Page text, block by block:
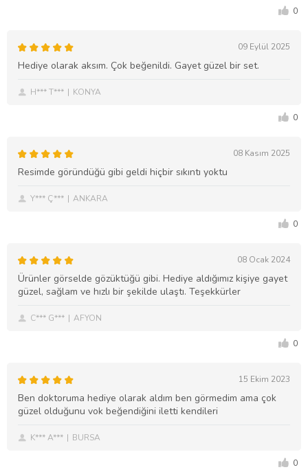
0
09 Eylül 2025
Hediye olarak aksım. Çok beğenildi. Gayet güzel bir set.
H*** T*** KONYA
0
08 Kasım 2025
Resimde göründüğü gibi geldi hiçbir sıkıntı yoktu
Y*** Ç*** ANKARA
0
08 Ocak 2024
Ürünler görselde gözüktüğü gibi. Hediye aldığımız kişiye gayet
güzel, sağlam ve hızlı bir şekilde ulaştı. Teşekkürler
C*** G*** AFYON
0
15 Ekim 2023
Ben doktoruma hediye olarak aldım ben görmedim ama çok
güzel olduğunu vok beğendiğini iletti kendileri
K*** A*** BURSA
0